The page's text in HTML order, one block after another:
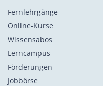
Fernlehrgänge
Online-Kurse
Wissensabos
Lerncampus
Förderungen
Jobbörse